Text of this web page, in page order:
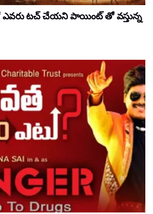
టచ్ చేయని పాయింట్ తో వస్తున్న